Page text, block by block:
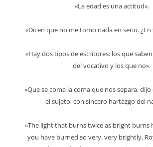
«La edad es una actitud».
«Dicen que no me tomo nada en serio. ¿En
«Hay dos tipos de escritores: los que
del vocativo y los que no».
«Que se coma la coma que nos separa,
el sujeto, con sincero hartazgo del
«The light that burns twice as bright burns
you have burned so very, very brightly,